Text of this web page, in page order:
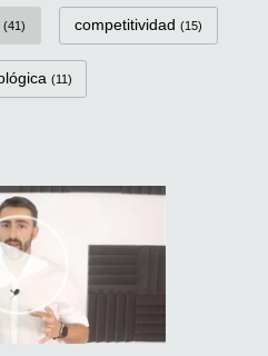
(41) competitividad (15)
(11)